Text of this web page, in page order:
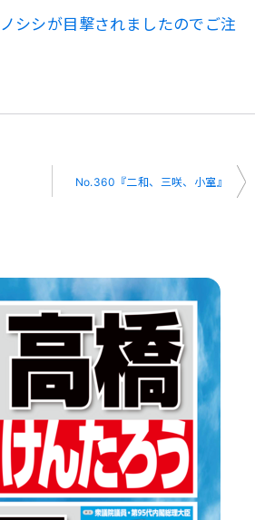
シシが目撃されましたのでご注
No.360『二和、三咲、小室』